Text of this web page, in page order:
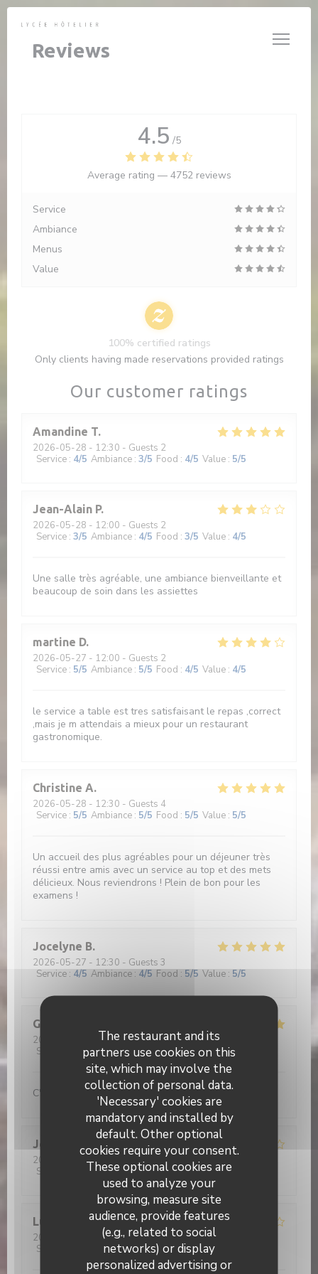
Personalizing your cookie choices
The restaurant and its
partners use cookies on this
site, which may involve the
collection of personal data.
'Necessary' cookies are
mandatory and installed by
default. Other optional
cookies require your consent.
These optional cookies are
used to analyze your
browsing, measure site
audience, provide features
(e.g., related to social
networks) or display
personalized advertising or
Reviews
Our customer ratings
Amandine T
2026-05-28 - 12:30 - Guests 2
Service : 4/5 Ambiance : 3/5 Food : 4/5 Value : 5/5
Jean-Alain P
2026-05-28 - 12:00 - Guests 2
Service : 3/5 Ambiance : 4/5 Food : 3/5 Value : 4/5
Une salle très agréable, une ambiance bienveillante et
beaucoup de soin dans les assiettes
martine D
2026-05-27 - 12:00 - Guests 2
Service : 5/5 Ambiance : 5/5 Food : 4/5 Value : 4/5
le service a table est tres satisfaisant le repas ,correct
,mais je m attendais a mieux pour un restaurant
gastronomique.
Christine A
2026-05-28 - 12:30 - Guests 4
Service : 5/5 Ambiance : 5/5 Food : 5/5 Value : 5/5
Un accueil des plus agréables pour un déjeuner très
réussi entre amis avec un service au top et des mets
délicieux. Nous reviendrons ! Plein de bon pour les
examens !
Jocelyne B
2026-05-27 - 12:30 - Guests 3
Service : 4/5 Ambiance : 4/5 Food : 5/5 Value : 5/5
Gérard
2026-05-26
- 12:30 - Guests 2
Service
/5 Ambiance : 5/5 Food:5/5 Value: 5
C'est beau de voir nos jeunes aux fourneaux...
Jean René
2026-05-26 - 12:30 - Guests 2
Service
Ambiance:4/5 Food:4/5 Value:
Lucrece
2026-05-28
- 12:30 - Guests 5
Service
Ambiance: 2/5 Food:2/5 Value
4.5 /5
Average rating — 4752 reviews
Service
Ambiance
Menus
Value
100% certified ratings
Only clients having made reservations provided ratings